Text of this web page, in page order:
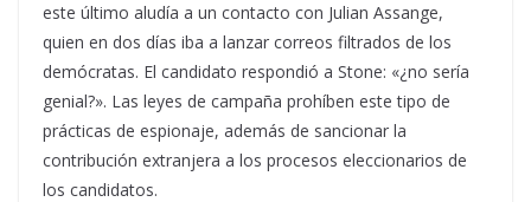
este último aludía a un contacto con Julian Assange,
quien en dos días iba a lanzar correos filtrados de los
demócratas. El candidato respondió a Stone: «¿no sería
genial?». Las leyes de campaña prohíben este tipo de
prácticas de espionaje, además de sancionar la
contribución extranjera a los procesos eleccionarios de
los candidatos.